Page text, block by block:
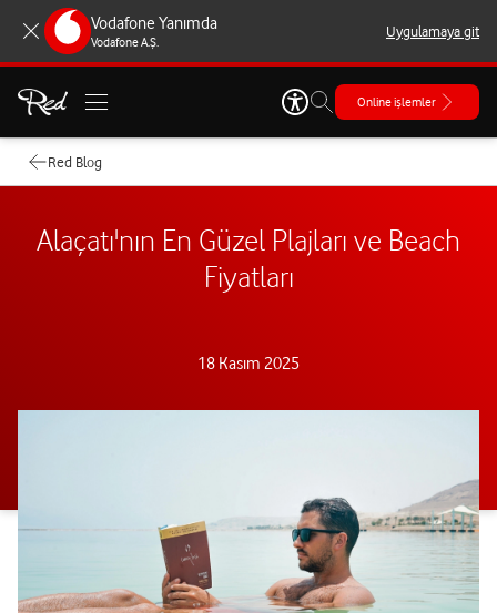
Vodafone Yanımda
Vodafone A.Ş.
Uygulamaya git
Online işlemler
Red Blog
Alaçatı'nın En Güzel Plajları ve Beach
Fiyatları
18 Kasım 2025